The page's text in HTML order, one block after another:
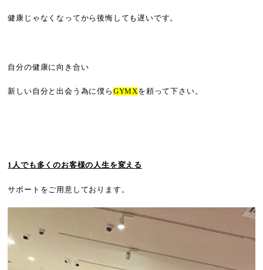
健康じゃなくなってから後悔しても遅いです。
自分の健康に向き合い
新しい自分と出会う為に僕ら GYMXを頼って下さい。
1人でも多くのお客様の人生を変える
サポートをご用意しております。